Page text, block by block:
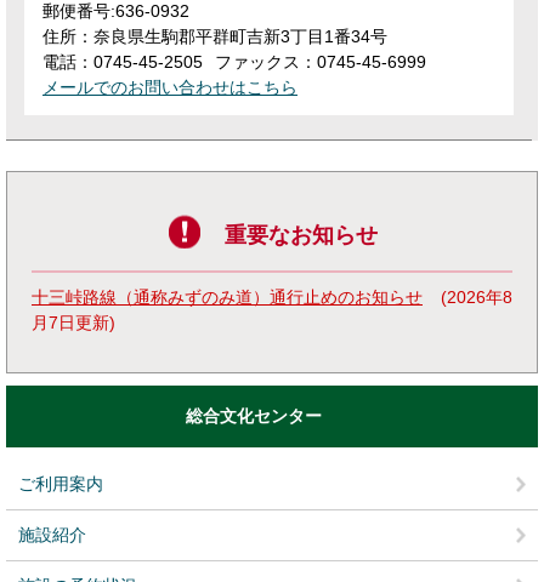
郵便番号:636-0932
住所：奈良県生駒郡平群町吉新3丁目1番34号
電話：0745-45-2505
ファックス：0745-45-6999
メールでのお問い合わせはこちら
重要なお知らせ
十三峠路線（通称みずのみ道）通行止めのお知らせ
2026年8
月7日更新
総合文化センター
ご利用案内
施設紹介